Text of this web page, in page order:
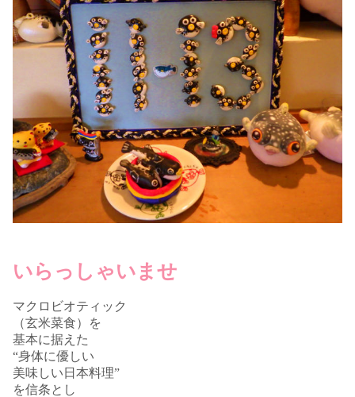
いらっしゃいませ
マクロビオティック
（玄米菜食）を
基本に据えた
“身体に優しい
美味しい日本料理”
を信条とし